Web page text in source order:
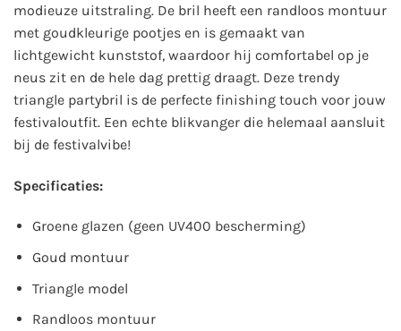
modieuze uitstraling. De bril heeft een randloos montuur
met goudkleurige pootjes en is gemaakt van
lichtgewicht kunststof, waardoor hij comfortabel op je
neus zit en de hele dag prettig draagt. Deze trendy
triangle partybril is de perfecte finishing touch voor jouw
festivaloutfit. Een echte blikvanger die helemaal aansluit
bij de festivalvibe!
Specificaties:
Groene glazen (geen UV400 bescherming)
Goud montuur
Triangle model
Randloos montuur